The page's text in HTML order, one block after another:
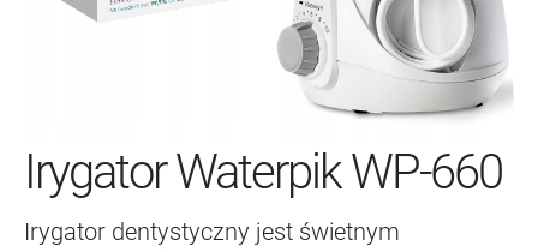
Irygator Waterpik WP-660
Irygator dentystyczny jest świetnym